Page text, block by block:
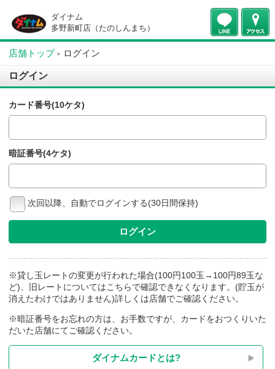
ダイナム
多野新町店（たのしんまち）
店舗トップ ログイン
ログイン
カード番号(10ケタ)
暗証番号(4ケタ)
次回以降、自動でログインする(30日間保持)
※貸し玉レートの変更が行われた場合(100円100玉→100円89玉
消えたわけではありません)詳しくは店舗でご確認ください。
だいた店舗にてご確認ください。